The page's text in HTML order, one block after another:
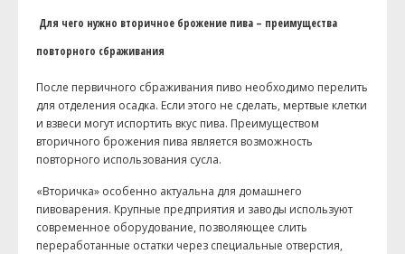
Для чего нужно вторичное брожение пива – преимущества
повторного сбраживания
После первичного сбраживания пиво необходимо перелить
для отделения осадка. Если этого не сделать, мертвые клетки
и взвеси могут испортить вкус пива. Преимуществом
вторичного брожения пива является возможность
повторного использования сусла.
«Вторичка» особенно актуальна для домашнего
пивоварения. Крупные предприятия и заводы используют
современное оборудование, позволяющее слить
переработанные остатки через специальные отверстия,